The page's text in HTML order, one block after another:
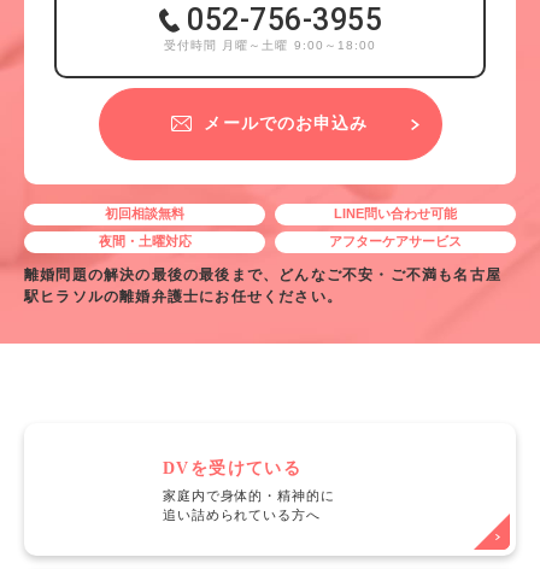
052-756-3955
受付時間 月曜～土曜 9:00～18:00
メールでのお申込み
初回相談無料
LINE問い合わせ可能
夜間・土曜対応
アフターケアサービス
離婚問題の解決の最後の最後まで、どんなご不安・ご不満も名古屋
駅ヒラソルの離婚弁護士にお任せください。
DVを受けている
家庭内で身体的・精神的に
追い詰められている方へ